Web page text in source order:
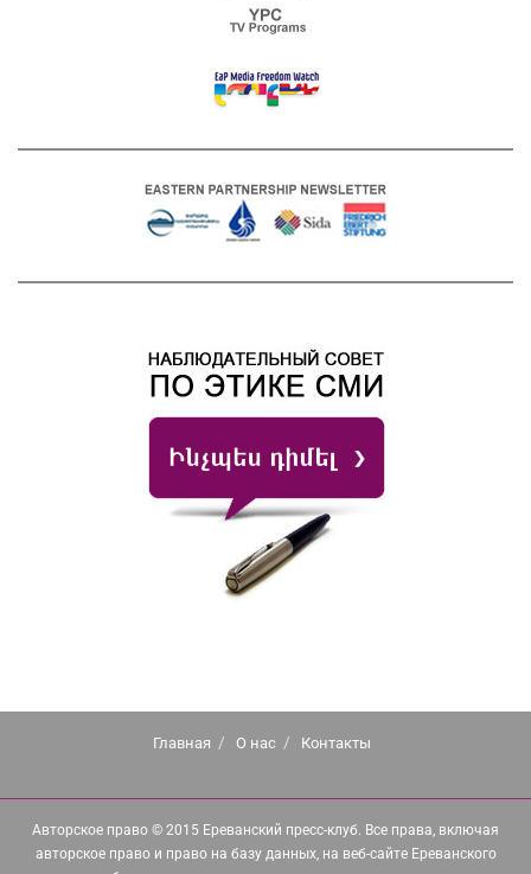
Главная О нас Контакты
Авторское право © 2015 Ереванский пресс-клуб. Все права, включая
авторское право и право на базу данных, на веб-сайте Ереванского